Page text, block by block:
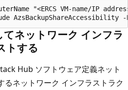
"<ERCS VM-name/IP
ネットワーク インフラ
トする
Hub ソフトウェア定義ネット
るネットワーク インフラストラク